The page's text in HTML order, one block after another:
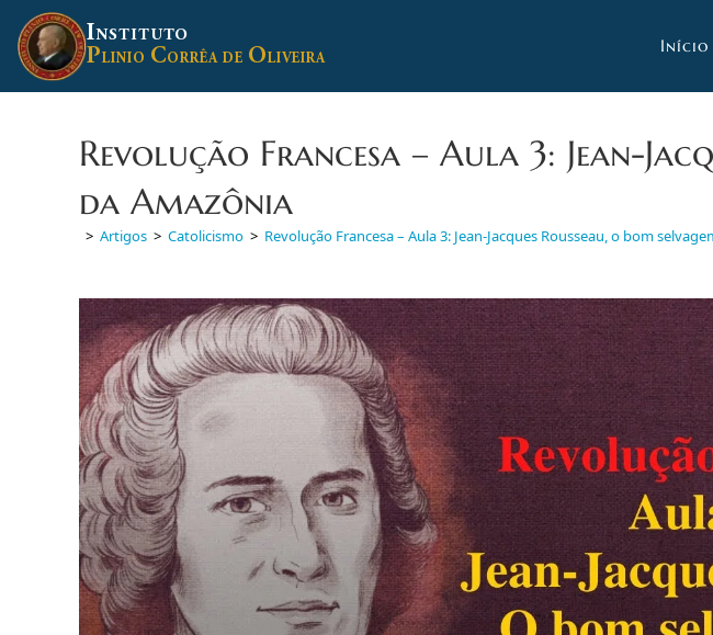
para
conteúdo
INSTITUTO
PLINIO CORRÊA DE OLIVEIRA
Início
Revolução Francesa – Aula 3: Jean-
da Amazônia
> Artigos > Catolicismo > Revolução Francesa – Aula 3: Jean-Jacques Rousseau, o bom